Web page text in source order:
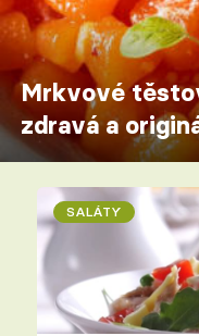
Mrkvové
zdravá a
SALÁTY